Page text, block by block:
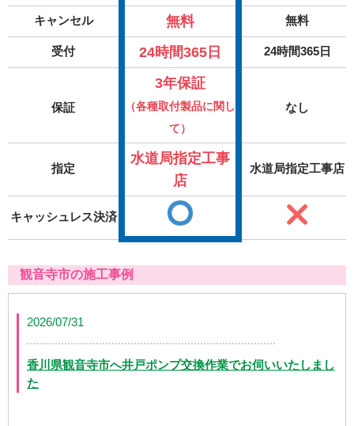
キャンセル 無料 無料
受付 24時間365日 24時間365日
保証
3年保証
（各種取付製品に関し
て）
なし
指定
水道局指定工事
店
水道局指定工事店
キャッシュレス決済
観音寺市の施工事例
2026/07/31
香川県観音寺市へ井戸ポンプ交換作業でお伺いいたしまし
た